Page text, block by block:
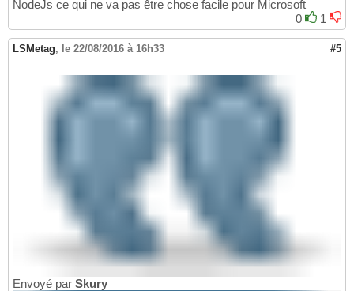
NodeJs ce qui ne va pas être chose facile pour Microsoft
0
1
LSMetag, le 22/08/2016 à 16h33 #5
Envoyé par Skury